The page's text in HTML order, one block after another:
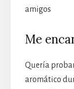
amigos
Me
Quería
aromático